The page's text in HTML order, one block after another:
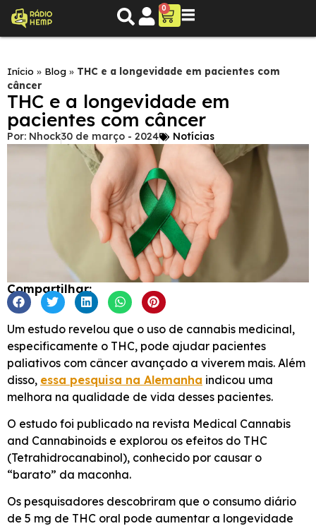
0
Início » Blog » THC e a longevidade em pacientes com
câncer
THC e a longevidade em
pacientes com câncer
Por: Nhock30 de março - 2024 Notícias
Compartilhar:
Um estudo revelou que o uso de cannabis medicinal,
especificamente o THC, pode ajudar pacientes
paliativos com câncer avançado a viverem mais. Além
disso, essa pesquisa na Alemanha indicou uma
melhora na qualidade de vida desses pacientes.
O estudo foi publicado na revista Medical Cannabis
and Cannabinoids e explorou os efeitos do THC
(Tetrahidrocanabinol), conhecido por causar o
“barato” da maconha.
Os pesquisadores descobriram que o consumo diário
de 5 mg de THC oral pode aumentar a longevidade